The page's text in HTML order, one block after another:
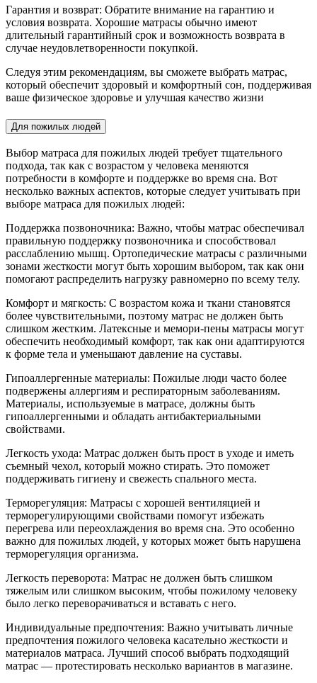
Гарантия и возврат: Обратите внимание на гарантию и
условия возврата. Хорошие матрасы обычно имеют
длительный гарантийный срок и возможность возврата в
случае неудовлетворенности покупкой.
Следуя этим рекомендациям, вы сможете выбрать матрас,
который обеспечит здоровый и комфортный сон, поддерживая
ваше физическое здоровье и улучшая качество жизни
Для пожилых людей
Выбор матраса для пожилых людей требует тщательного
подхода, так как с возрастом у человека меняются
потребности в комфорте и поддержке во время сна. Вот
несколько важных аспектов, которые следует учитывать при
выборе матраса для пожилых людей:
Поддержка позвоночника: Важно, чтобы матрас обеспечивал
правильную поддержку позвоночника и способствовал
расслаблению мышц. Ортопедические матрасы с различными
зонами жесткости могут быть хорошим выбором, так как они
помогают распределить нагрузку равномерно по всему телу.
Комфорт и мягкость: С возрастом кожа и ткани становятся
более чувствительными, поэтому матрас не должен быть
слишком жестким. Латексные и мемори-пены матрасы могут
обеспечить необходимый комфорт, так как они адаптируются
к форме тела и уменьшают давление на суставы.
Гипоаллергенные материалы: Пожилые люди часто более
подвержены аллергиям и респираторным заболеваниям.
Материалы, используемые в матрасе, должны быть
гипоаллергенными и обладать антибактериальными
свойствами.
Легкость ухода: Матрас должен быть прост в уходе и иметь
съемный чехол, который можно стирать. Это поможет
поддерживать гигиену и свежесть спального места.
Терморегуляция: Матрасы с хорошей вентиляцией и
терморегулирующими свойствами помогут избежать
перегрева или переохлаждения во время сна. Это особенно
важно для пожилых людей, у которых может быть нарушена
терморегуляция организма.
Легкость переворота: Матрас не должен быть слишком
тяжелым или слишком высоким, чтобы пожилому человеку
было легко переворачиваться и вставать с него.
Индивидуальные предпочтения: Важно учитывать личные
предпочтения пожилого человека касательно жесткости и
материалов матраса. Лучший способ выбрать подходящий
матрас — протестировать несколько вариантов в магазине.